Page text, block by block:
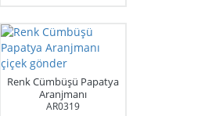
Renk Cümbüşü Papatya
Aranjmanı
AR0319